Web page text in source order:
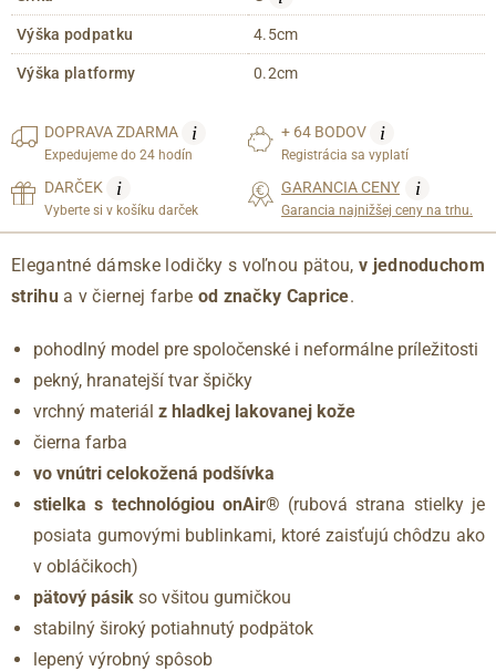
Výška podpatku 4.5cm
Výška platformy 0.2cm
DOPRAVAZDARMA i
Expedujeme do 24 hodín
+ 64 BODOV i
Registrácia sa vyplatí
DARČEK i
Vyberte si v košíku darček
GARANCIA CENY i
Garancia najnižšej ceny na trhu.
Elegantné dámske lodičky s voľnou pätou, v jednoduchom
strihua v čiernej farbe od značky Caprice.
pohodlný model pre spoločenské i neformálne príležitosti
pekný, hranatejší tvar špičky
vrchný materiál z hladkej lakovanej kože
čierna farba
vo vnútri celokožená podšívka
stielka s technológiou onAir® (rubová strana stielky je
posiata gumovými bublinkami, ktoré zaisťujú chôdzu ako
v obláčikoch)
pätový pásik so všitou gumičkou
stabilný široký potiahnutý podpätok
lepený výrobný spôsob